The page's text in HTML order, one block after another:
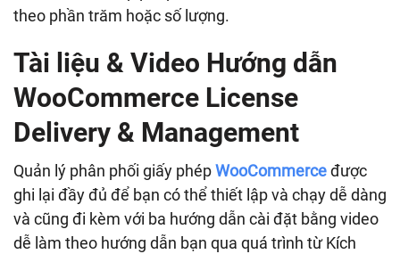
theo phần trăm hoặc số lượng.
Tài liệu & Video Hướng dẫn
WooCommerce License
Delivery & Management
Quản lý phân phối giấy phépWooCommerceđược
ghi lại đầy đủ để bạn có thể thiết lập và chạy dễ dàng
và cũng đi kèm với ba hướng dẫn cài đặt bằng video
dễ làm theo hướng dẫn bạn qua quá trình từ Kích